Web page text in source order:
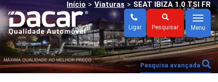
Pesquisar
Ligar
Menu
Menu
Início > Viaturas > SEAT IBIZA 1.0 TSI FR
Pesquisa avançada